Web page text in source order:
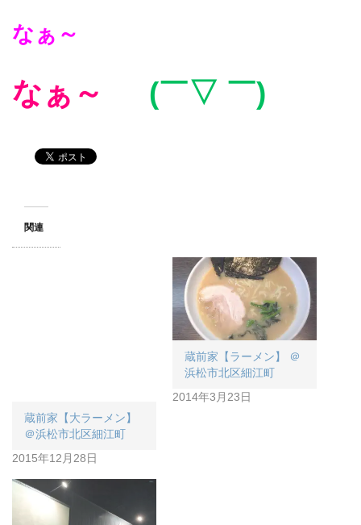
なぁ～
なぁ～ (￣▽ ￣)
関連
蔵前家【大ラーメン】
＠浜松市北区細江町
2015年12月28日
蔵前家【ラーメン】 ＠
浜松市北区細江町
2014年3月23日